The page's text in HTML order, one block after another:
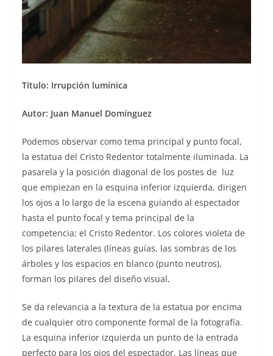
Título: Irrupción lumínica
Autor: Juan Manuel Domínguez
Podemos observar como tema principal y punto focal,
la estatua del Cristo Redentor totalmente iluminada. La
pasarela y la posición diagonal de los postes de luz
que empiezan en la esquina inferior izquierda, dirigen
los ojos a lo largo de la escena guiando al espectador
hasta el punto focal y tema principal de la
competencia; el Cristo Redentor. Los colores violeta de
los pilares laterales (líneas guías, las sombras de los
árboles y los espacios en blanco (punto neutros),
forman los pilares del diseño visual.
Se da relevancia a la textura de la estatua por encima
de cualquier otro componente formal de la fotografía.
La esquina inferior izquierda un punto de la entrada
perfecto para los ojos del espectador. Las líneas que